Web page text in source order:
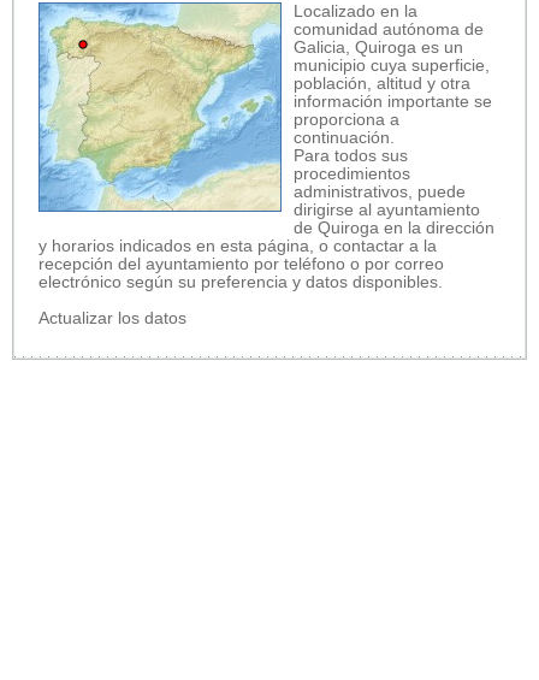
Localizado en la
comunidad autónoma de
Galicia, Quiroga es un
municipio cuya superficie,
población, altitud y otra
información importante se
proporciona a
continuación.
Para todos sus
procedimientos
administrativos, puede
dirigirse al ayuntamiento
de Quiroga en la dirección
y horarios indicados en esta página, o contactar a la
recepción del ayuntamiento por teléfono o por correo
electrónico según su preferencia y datos disponibles.
Actualizar los datos